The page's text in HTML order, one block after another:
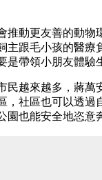
推動更友善的動物
主跟毛小孩的醫療
是帶領小朋友體驗
民越來越多，蔣萬
，社區也可以透過
園也能安全地恣意